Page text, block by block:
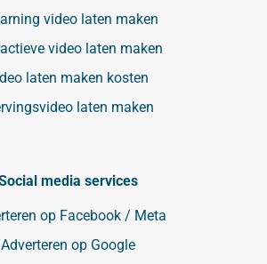
video laten maken
video laten maken
laten maken kosten
laten maken
media services
op Facebook / Meta
Adverteren op Google